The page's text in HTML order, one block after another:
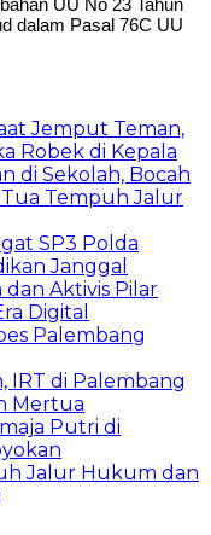
dalam Pasal 76C UU
Jemput Teman,
Robek di Kepala
di Sekolah, Bocah
Tua Tempuh Jalur
SP3 Polda
Janggal
Aktivis Pilar
Digital
Palembang
IRT di Palembang
Mertua
Putri di
Jalur Hukum dan